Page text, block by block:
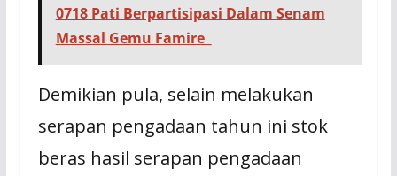
0718 Pati Berpartisipasi Dalam Senam
Massal Gemu Famire
Demikian pula, selain melakukan
serapan pengadaan tahun ini stok
beras hasil serapan pengadaan